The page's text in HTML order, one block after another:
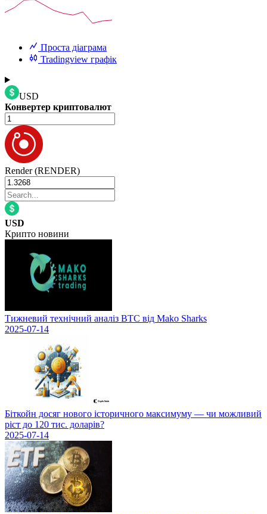
Проста діаграма
Tradingview графік
USD
Конвертер криптовалют
Render (RENDER)
USD
Крипто новини
Тижневий технічний аналіз BTC від Mako Sharks
2025-07-14
Біткойн досяг нового історичного максимуму — чи можливий
ріст до 120 тис. доларів?
2025-07-14